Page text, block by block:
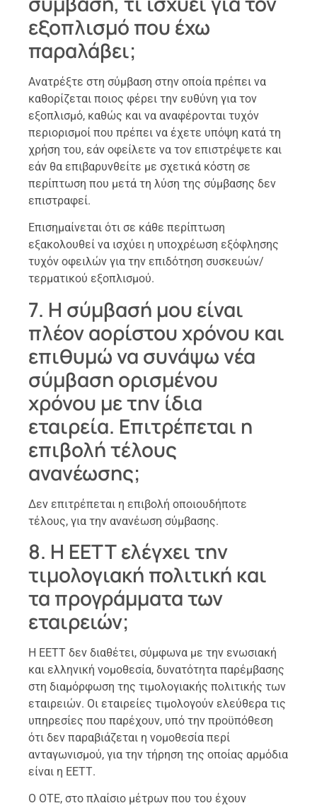
εξοπλισμό που έχω
παραλάβει;
Ανατρέξτε στη σύμβαση στην οποία πρέπει να
καθορίζεται ποιος φέρει την ευθύνη για τον
εξοπλισμό, καθώς και να αναφέρονται τυχόν
περιορισμοί που πρέπει να έχετε υπόψη κατά τη
χρήση του, εάν οφείλετε να τον επιστρέψετε και
εάν θα επιβαρυνθείτε με σχετικά κόστη σε
περίπτωση που μετά τη λύση της σύμβασης δεν
επιστραφεί.
Επισημαίνεται ότι σε κάθε περίπτωση
εξακολουθεί να ισχύει η υποχρέωση εξόφλησης
τυχόν οφειλών για την επιδότηση συσκευών/
τερματικού εξοπλισμού.
7. Η σύμβασή μου είναι
πλέον αορίστου χρόνου και
επιθυμώ να συνάψω νέα
σύμβαση ορισμένου
χρόνου με την ίδια
εταιρεία. Επιτρέπεται η
επιβολή τέλους
ανανέωσης;
Δεν επιτρέπεται η επιβολή οποιουδήποτε
τέλους, για την ανανέωση σύμβασης.
8. Η ΕΕΤΤ ελέγχει την
τιμολογιακή πολιτική και
τα προγράμματα των
εταιρειών;
Η ΕΕΤΤ δεν διαθέτει, σύμφωνα με την ενωσιακή
και ελληνική νομοθεσία, δυνατότητα παρέμβασης
στη διαμόρφωση της τιμολογιακής πολιτικής των
εταιρειών. Οι εταιρείες τιμολογούν ελεύθερα τις
υπηρεσίες που παρέχουν, υπό την προϋπόθεση
ότι δεν παραβιάζεται η νομοθεσία περί
ανταγωνισμού, για την τήρηση της οποίας αρμόδια
είναι η ΕΕΤΤ.
Ο ΟΤΕ, στο πλαίσιο μέτρων που του έχουν